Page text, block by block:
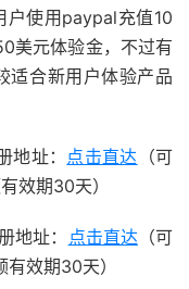
户使用paypal充值10
美元体验金，不过有
适合新用户体验产品
址： 点击直达 （可
效期30天）
地址： 点击直达（可
效期30天）